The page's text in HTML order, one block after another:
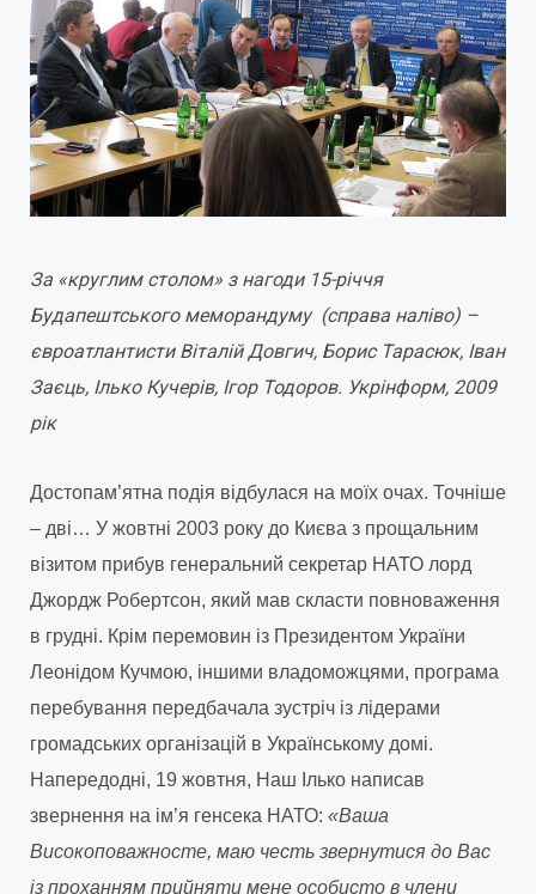
За «круглим столом» з нагоди 15-річчя
Будапештського меморандуму (справа наліво) –
євроатлантисти Віталій Довгич, Борис Тарасюк, Іван
Заєць, Ілько Кучерів, Ігор Тодоров. Укрінформ, 2009
рік
Достопам’ятна подія відбулася на моїх очах. Точніше
– дві… У жовтні 2003 року до Києва з прощальним
візитом прибув генеральний секретар НАТО лорд
Джордж Робертсон, який мав скласти повноваження
в грудні. Крім перемовин із Президентом України
Леонідом Кучмою, іншими владоможцями, програма
перебування передбачала зустріч із лідерами
громадських організацій в Українському домі.
Напередодні, 19 жовтня, Наш Ілько написав
звернення на ім’я генсека НАТО: «Ваша
Високоповажносте, маю честь звернутися до Вас
із проханням прийняти мене особисто в члени